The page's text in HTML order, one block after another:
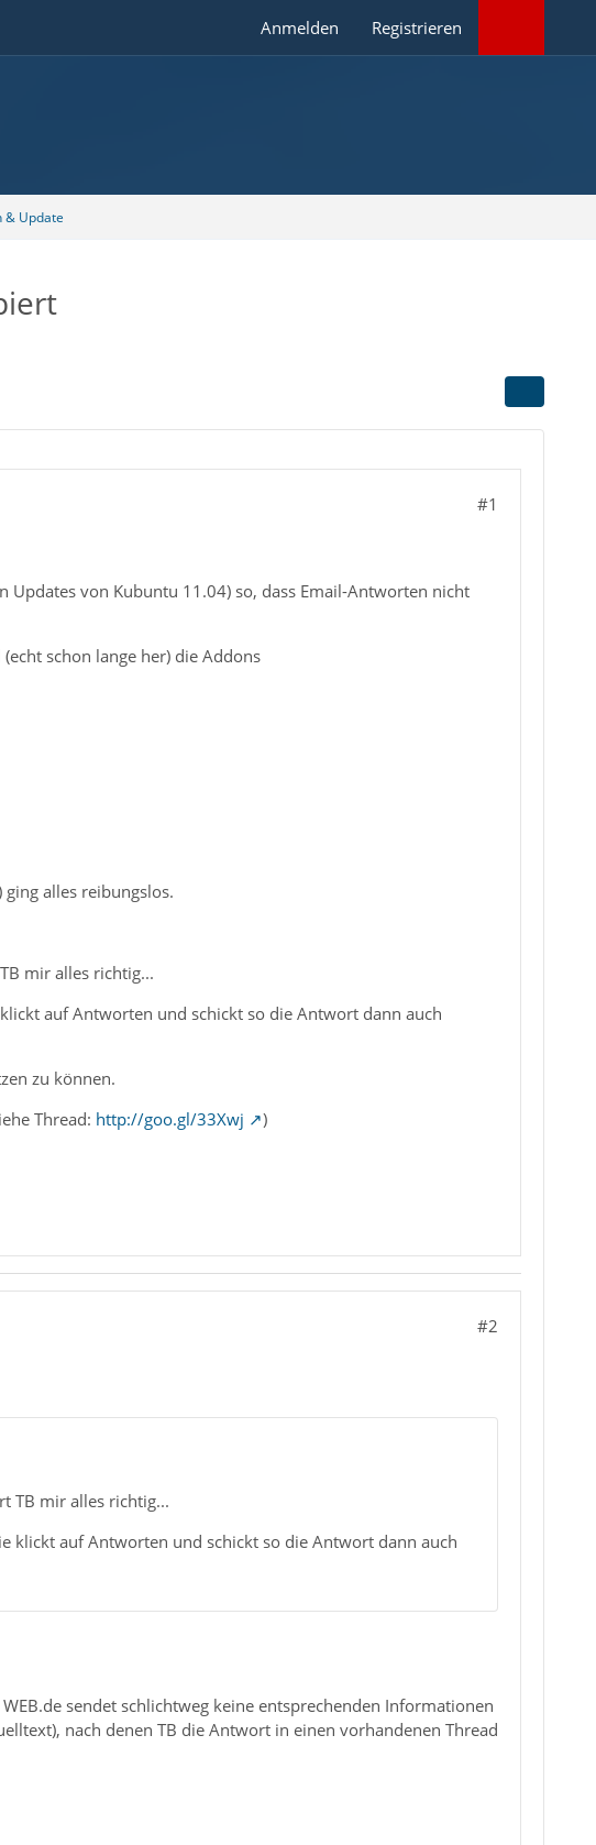
Anmelden Registrieren
& Update
#1
von Kubuntu 11.04) so, dass Email-Antworten nicht
schon lange her) die Addons
alles reibungslos.
mir alles richtig...
auf Antworten und schickt so die Antwort dann auch
zu können.
Thread: http://goo.gl/33Xwj
)
#2
TB mir alles richtig...
klickt auf Antworten und schickt so die Antwort dann auch
sendet schlichtweg keine entsprechenden Informationen
nach denen TB die Antwort in einen vorhandenen Thread